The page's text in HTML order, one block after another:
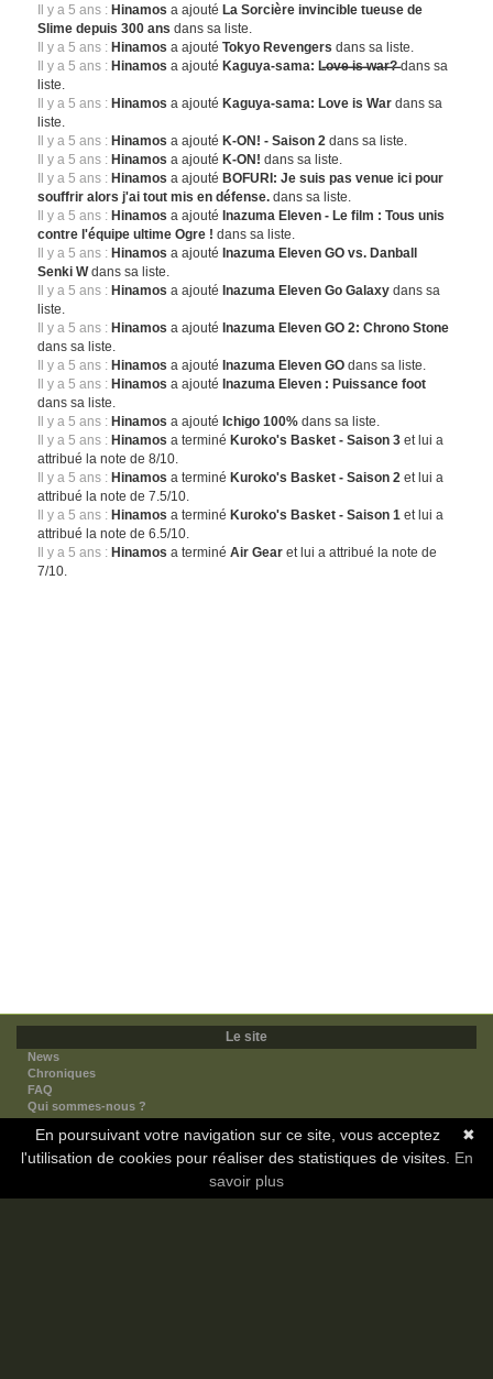
Il y a 5 ans : Hinamos a ajouté La Sorcière invincible tueuse de
Slime depuis 300 ans dans sa liste.
Il y a 5 ans : Hinamos a ajoutéTokyo Revengers dans sa liste.
Il y a 5 ans : Hinamos a ajouté Kaguya-sama: L̶o̶v̶e̶ ̶i̶s̶ ̶w̶a̶r̶?̶dans sa
liste.
Il y a 5 ans : Hinamos a ajouté Kaguya-sama: Love is War dans sa
liste.
Il y a 5 ans : Hinamos a ajouté K-ON! - Saison 2 dans sa liste.
Il y a 5 ans : Hinamos a ajouté K-ON! dans sa liste.
Il y a 5 ans : Hinamos a ajouté BOFURI: Je suis pas venue ici pour
souffrir alors j'ai tout mis en défense. dans sa liste.
Il y a 5 ans : Hinamos a ajouté Inazuma Eleven - Le film : Tous unis
contre l'équipe ultime Ogre ! dans sa liste.
Il y a 5 ans : Hinamos a ajouté Inazuma Eleven GO vs. Danball
Senki Wdans sa liste.
Il y a 5 ans : Hinamos a ajouté Inazuma Eleven Go Galaxy dans sa
liste.
Il y a 5 ans : Hinamos a ajouté Inazuma Eleven GO 2: Chrono Stone
dans sa liste.
Il y a 5 ans : Hinamos a ajouté Inazuma Eleven GO dans sa liste.
Il y a 5 ans : Hinamos a ajouté Inazuma Eleven : Puissance foot
dans sa liste.
Il y a 5 ans : Hinamos a ajouté Ichigo 100% dans sa liste.
Il y a 5 ans : Hinamos a terminé Kuroko's Basket - Saison 3 et lui a
attribué la note de 8/10.
Il y a 5 ans : Hinamos a terminé Kuroko's Basket - Saison 2 et lui a
attribué la note de 7.5/10.
Il y a 5 ans : Hinamos a terminé Kuroko's Basket - Saison 1 et lui a
attribué la note de 6.5/10.
Il y a 5 ans : Hinamos a terminéAir Gear et lui a attribué la note de
7/10.
Le site
News
Chroniques
FAQ
Qui sommes-nous ?
Nos partenaires
Faites-nous connaitre
Nous contacter
✖
En poursuivant votre navigation sur ce site, vous acceptez
l'utilisation de cookies pour réaliser des statistiques de visites. En
savoir plus